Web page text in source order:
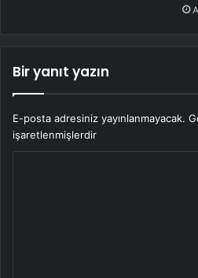
Bir yanıt yazın
E-posta adresiniz yayınlanmayacak.
işaretlenmişlerdir